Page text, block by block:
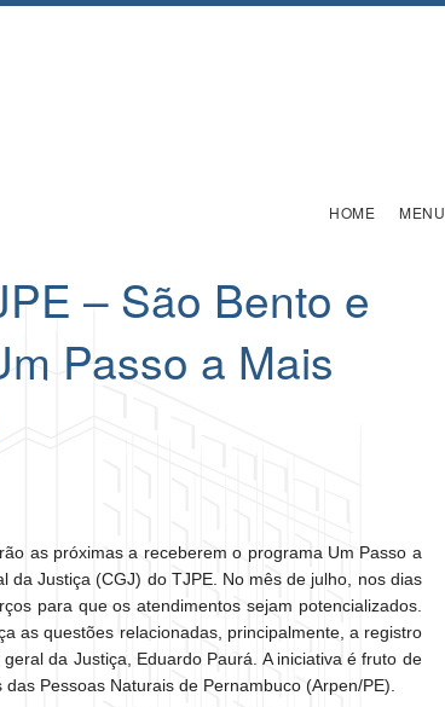
HOME MENU
– São Bento e
Passo a Mais
as próximas a receberem o programa Um Passo a
da Justiça (CGJ) do TJPE. No mês de julho, nos dias
para que os atendimentos sejam potencializados.
as questões relacionadas, principalmente, a registro
da Justiça, Eduardo Paurá. A iniciativa é fruto de
Pessoas Naturais de Pernambuco (Arpen/PE).